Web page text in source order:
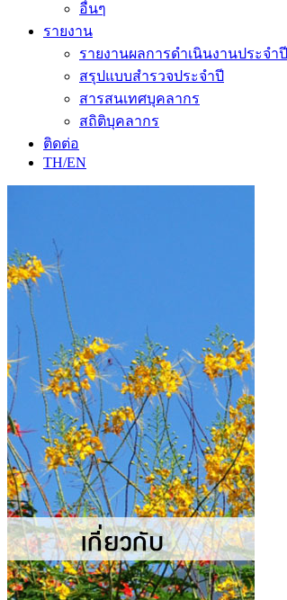
อื่นๆ
รายงาน
รายงานผลการดำเนินงานประจำปี
สรุปแบบสำรวจประจำปี
สารสนเทศบุคลากร
สถิติบุคลากร
ติดต่อ
TH/EN